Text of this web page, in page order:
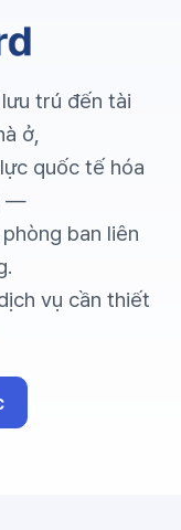
trú đến tài
ở,
quốc tế hóa
—
ban liên
vụ cần thiết